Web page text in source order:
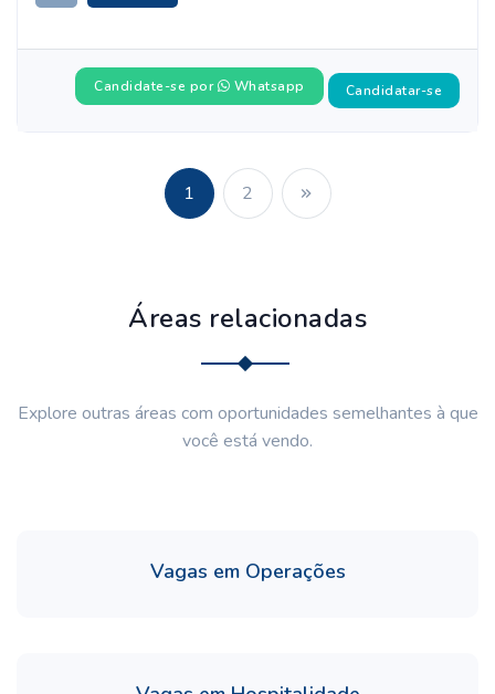
Candidate-se por Whatsapp Candidatar-se
1 2
Áreas relacionadas
Explore outras áreas com oportunidades semelhantes à que
você está vendo.
Vagas em Operações